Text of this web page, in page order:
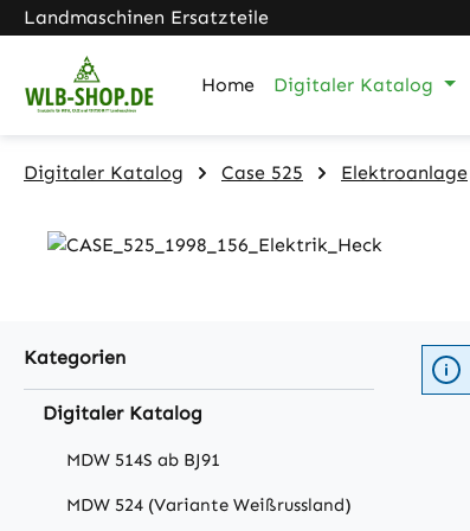
Hauptinhalt springen
Zur Suche springen
Zur Hauptnavigation springen
Landmaschinen Ersatzteile
Home Digitaler Katalog
Digitaler Katalog Case 525 Elektroanlage
Kategorien
Digitaler Katalog
MDW 514S ab BJ91
MDW 524 (Variante Weißrussland)